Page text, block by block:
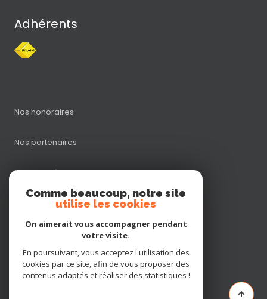
Adhérents
Nos honoraires
Nos partenaires
Mentions légales
Cookies
Comme beaucoup, notre site
utilise les cookies
On aimerait vous accompagner pendant
votre visite.
En poursuivant, vous acceptez l'utilisation des
cookies par ce site, afin de vous proposer des
contenus adaptés et réaliser des statistiques !